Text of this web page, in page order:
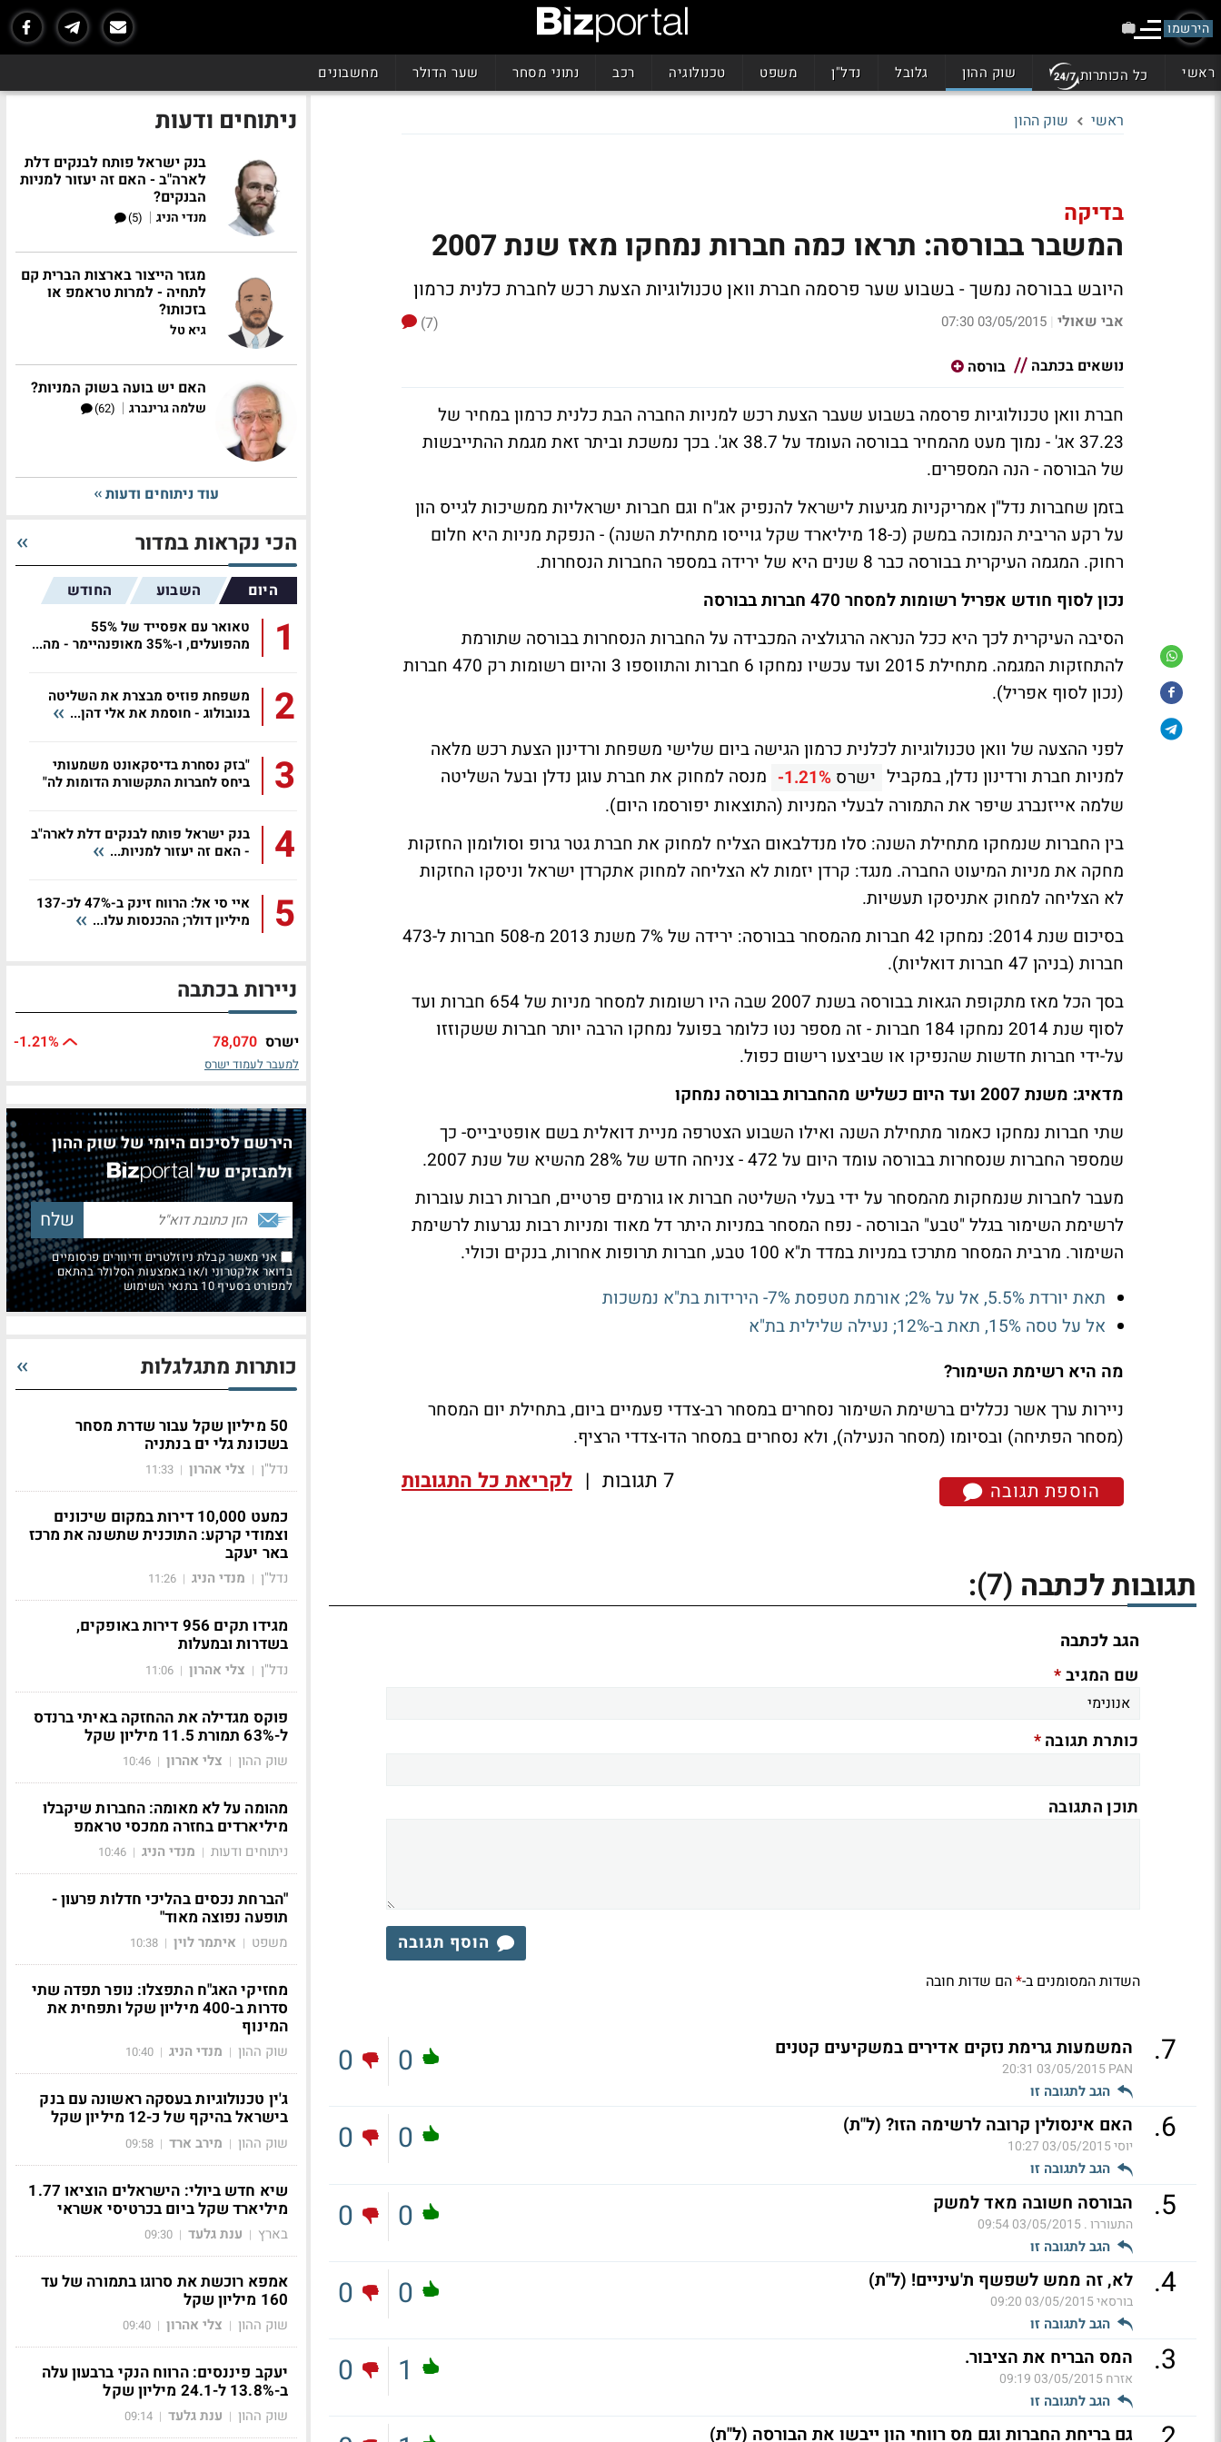
הירשמו
ראשי כל הכותרות שוק ההון גלובל נדל"ן משפט טכנולוגיה רכב נתוני מסחר שער הדולר מחשבונים
ראשי שוק ההון
בדיקה
המשבר בבורסה: תראו כמה חברות נמחקו מאז שנת 2007
היובש בבורסה נמשך - בשבוע שער פרסמה חברת וואן טכנולוגיות הצעת רכש לחברת כלנית כרמון
אבי שאולי |
03/05/2015 07:30
(7)
נושאים בכתבה
בורסה
חברת וואן טכנולוגיות פרסמה בשבוע שעבר הצעת רכש למניות החברה הבת כלנית כרמון במחיר של
37.23 אג' - נמוך מעט מהמחיר בבורסה העומד על 38.7 אג'. בכך נמשכת וביתר זאת מגמת ההתייבשות
של הבורסה - הנה המספרים.
בזמן שחברות נדל"ן אמריקניות מגיעות לישראל להנפיק אג"ח וגם חברות ישראליות ממשיכות לגייס הון
על רקע הריבית הנמוכה במשק (כ-18 מיליארד שקל גוייסו מתחילת השנה) - הנפקת מניות היא חלום
רחוק. המגמה העיקרית בבורסה כבר 8 שנים היא של ירידה במספר החברות הנסחרות.
נכון לסוף חודש אפריל רשומות למסחר 470 חברות בבורסה
הסיבה העיקרית לכך היא ככל הנראה הרגולציה המכבידה על החברות הנסחרות בבורסה שתורמת
להתחזקות המגמה. מתחילת 2015 ועד עכשיו נמחקו 6 חברות והתווספו 3 והיום רשומות רק 470 חברות
(נכון לסוף אפריל).
לפני ההצעה של וואן טכנולוגיות לכלנית כרמון הגישה ביום שלישי משפחת ורדינון הצעת רכש מלאה
למניות חברת ורדינון נדלן, במקביל ישרס -1.21% מנסה למחוק את חברת עוגן נדלן ובעל השליטה
שלמה אייזנברג שיפר את התמורה לבעלי המניות (התוצאות יפורסמו היום).
בין החברות שנמחקו מתחילת השנה: סלו מנדלבאום הצליח למחוק את חברת גטר גרופ וסולומון החזקות
מחקה את מניות המיעוט החברה. מנגד: קרדן יזמות לא הצליחה למחוק אתקרדן ישראל וניסקו החזקות
לא הצליחה למחוק אתניסקו תעשיות.
בסיכום שנת 2014: נמחקו 42 חברות מהמסחר בבורסה: ירידה של 7% משנת 2013 מ-508 חברות ל-473
חברות (בניהן 47 חברות דואליות).
בסך הכל מאז מתקופת הגאות בבורסה בשנת 2007 שבה היו רשומות למסחר מניות של 654 חברות ועד
לסוף שנת 2014 נמחקו 184 חברות - זה מספר נטו כלומר בפועל נמחקו הרבה יותר חברות ששקוזזו
על-ידי חברות חדשות שהנפיקו או שביצעו רישום כפול.
מדאיג: משנת 2007 ועד היום כשליש מהחברות בבורסה נמחקו
שתי חברות נמחקו כאמור מתחילת השנה ואילו השבוע הצטרפה מניית דואלית בשם אופטיבייס- כך
שמספר החברות שנסחרות בבורסה עומד היום על 472 - צניחה חדש של 28% מהשיא של שנת 2007.
מעבר לחברות שנמחקות מהמסחר על ידי בעלי השליטה חברות או גורמים פרטיים, חברות רבות עוברות
לרשימת השימור בגלל "טבע" הבורסה - נפח המסחר במניות היתר דל מאוד ומניות רבות נגרעות לרשימת
השימור. מרבית המסחר מתרכז במניות במדד ת"א 100 טבע, חברות תרופות אחרות, בנקים וכולי.
תאת יורדת 5.5%, אל על 2%; אורמת מטפסת 7%- הירידות בת"א נמשכות
אל על טסה 15%, תאת ב-12%; נעילה שלילית בת"א
מה היא רשימת השימור?
ניירות ערך אשר נכללים ברשימת השימור נסחרים במסחר רב-צדדי פעמיים ביום, בתחילת יום המסחר
(מסחר הפתיחה) ובסיומו (מסחר הנעילה), ולא נסחרים במסחר הדו-צדדי הרציף.
הוספת תגובה 7 תגובות | לקריאת כל התגובות
תגובות לכתבה (7)
:
הגב לכתבה
שם המגיב*
כותרת תגובה*
תוכן התגובה
הוסף תגובה
השדות המסומנים ב-*הם שדות חובה
7
. המשמעות גרימת נזקים אדירים במשקיעים קטנים
PAN
03/05/2015 20:31
הגב לתגובה זו
0
0
6
. האם אינסולין קרובה לרשימה הזו? (ל"ת)
יוסי03/05/2015 10:27
הגב לתגובה זו
0
0
5
. הבורסה חשובה מאד למשק
התעוררו .03/05/2015 09:54
הגב לתגובה זו
0
0
4
. לא, זה ממש לשפשף ת'עיניים! (ל"ת)
בורסאי03/05/2015 09:20
הגב לתגובה זו
0
0
3
. המס הבריח את הציבור.
אזרח03/05/2015 09:19
הגב לתגובה זו
1
0
גם בריחת החברות וגם מס רווחי הון ייבשו את הבורסה (ל"ת)
ניתוחים ודעות
בנק ישראל פותח לבנקים דלת
לארה"ב - האם זה יעזור למניות
הבנקים?
מנדי הניג |
(5)
מגזר הייצור בארצות הברית קם
לתחיה - למרות טראמפ או
בזכותו?
גיא טל
האם יש בועה בשוק המניות?
שלמה גרינברג |
(62)
עוד ניתוחים ודעות
הכי נקראות במדור
היום השבוע החודש
1
טאואר עם אפסייד של 55%
מהפועלים, ו-35% מאופנהיימר - מה...
2
משפחת פוזיס מבצרת את השליטה
בנובולוג - חוסמת את אלי דהן...
3
"בזק נסחרת בדיסקאונט משמעותי
ביחס לחברות התקשורת הדומות לה"
4
בנק ישראל פותח לבנקים דלת לארה"ב
- האם זה יעזור למניות...
5
איי סי אל: הרווח זינק ב-47% לכ-137
מיליון דולר; ההכנסות עלו...
ניירות בכתבה
ישרס 78,070
-1.21%
למעבר לעמוד ישרס
הירשם לסיכום היומי של שוק ההון
ולמבזקים של
אני מאשר קבלת ניוזלטרים ודיוורים פרסומיים
בדואר אלקטרוני ו/או באמצעות הסלולר בהתאם
למפורט בסעיף 10 בתנאי השימוש
כותרות מתגלגלות
50 מיליון שקל עבור שדרת מסחר
בשכונת גלי ים בנתניה
נדל"ן | צלי אהרון |
11:33
כמעט 10,000 דירות במקום שיכונים
וצמודי קרקע: התוכנית שתשנה את מרכז
באר יעקב
נדל"ן | מנדי הניג |
11:26
מגידו תקים 956 דירות באופקים,
בשדרות ובמעלות
נדל"ן | צלי אהרון |
11:06
פוקס מגדילה את ההחזקה באיתי ברנדס
ל-63% תמורת 11.5 מיליון שקל
שוק ההון | צלי אהרון |
10:46
מהומה על לא מאומה: החברות שיקבלו
מיליארדים בחזרה ממכסי טראמפ
ניתוחים ודעות | מנדי הניג |
10:46
"הברחת נכסים בהליכי חדלות פרעון -
תופעה נפוצה מאוד"
משפט | איתמר לוין |
10:38
מחזיקי האג"ח התפצלו: נופר תפדה שתי
סדרות ב-400 מיליון שקל ותפחית את
המינוף
שוק ההון | מנדי הניג |
10:40
ג'ין טכנולוגיות בעסקה ראשונה עם בנק
בישראל בהיקף של כ-12 מיליון שקל
שוק ההון | מירב ארד |
09:58
שיא חדש ביולי: הישראלים הוציאו 1.77
מיליארד שקל ביום בכרטיסי אשראי
בארץ | ענת גלעד |
09:30
אמפא רוכשת את סרוגו בתמורה של עד
160 מיליון שקל
שוק ההון | צלי אהרון |
09:40
יעקב פיננסים: הרווח הנקי ברבעון עלה
ב-13.8% ל-24.1 מיליון שקל
שוק ההון | ענת גלעד |
09:14